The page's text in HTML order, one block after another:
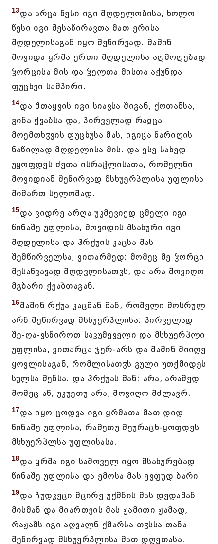
13და არცა წესი იგი მღდელობისა, ხოლო
წესი იგი შესაწირავთა მათ ერისა
მღდელისაგან იყო შეწირვად. მაშინ
მოვიდა ყრმა ერთი მღდელისა აღმოღებად
ჴორცისა მის და ჴელთა მისთა აქუნდა
ფუცხვი სამპირი.
14და შთაყვის იგი სიავსა შიგან, ქოთანსა,
გინა ქვაბსა და, პირველად რაჲცა
მოემთხჳვის ფუცხუსა მას, იგიცა წარიღის
ნაწილად მღდელისა მის. და ესე სახედ
უყოფდეს ძეთა ისრაჱლისათა, რომელნი
მოვიდიან შეწირვად მსხუერპლისა უფლისა
მიმართ სელომად.
15და ვიდრე არღა უკმევიედ ცმელი იგი
წინაშე უფლისა, მოვიდის მსახური იგი
მღდელისა და ჰრქუის კაცსა მას
შემწირველსა, ვითარმედ: მომეც მე ჴორცი
შესაწვავად მღდვლისათჳს, და არა მოვიღო
მგბარი ქვაბთაგან.
16მაშინ რქუა კაცმან მან, რომელი მოსრულ
არნ შეწირვად მსხუერპლისა: პირველად
შე-ღა-ვსწიროთ საკუმეველი და მსხუერპლი
უფლისა, ვითარცა ჯერ-არს და მაშინ მიიღე
ყოვლისაგან, რომლისათჳს გული უთქმიდეს
სულსა შენსა. და ჰრქუას მან: არა, არამედ
მომეც აწ, უკუეთუ არა, მოვიღო მძლავრ.
17და იყო ცოდვა იგი ყრმათა მათ დიდ
წინაშე უფლისა, რამეთუ შეურაცხ-ყოფდეს
მსხუერპლსა უფლისასა.
18და ყრმა იგი სამოველ იყო მსახურებად
წინაშე უფლისა და ემოსა მას ევფუდ ბარი.
19და ჩუდკეცი მცირე უქმნის მას დედამან
მისმან და მიართვის მას ჟამითი ჟამად,
რაჟამს იგი აღვალნ ქმარსა თჳსსა თანა
შეწირვად მსხუერპლისა მათ დღეთასა.